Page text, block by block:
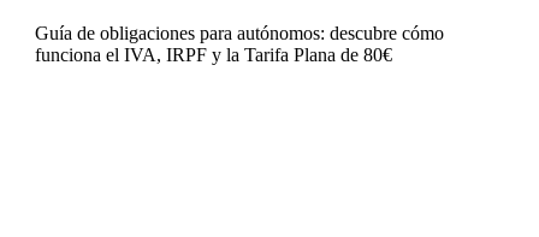
Guía de obligaciones para autónomos: descubre cómo
funciona el IVA, IRPF y la Tarifa Plana de 80€